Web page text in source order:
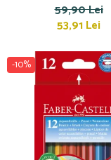
59,90 Lei
53,91 Lei
-10%